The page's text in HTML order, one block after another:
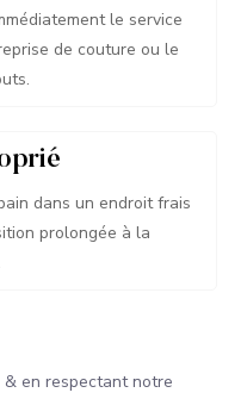
le service
de couture ou le
dans un endroit frais
prolongée à la
& en respectant notre